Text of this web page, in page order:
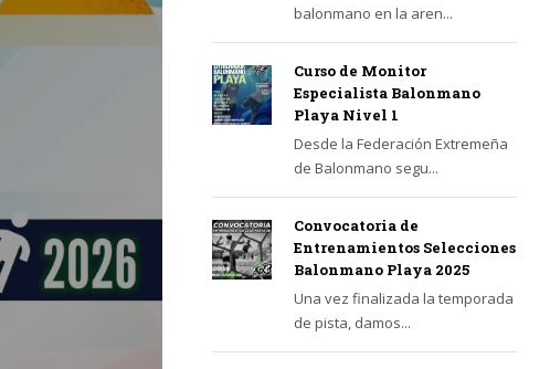
balonmano en la aren...
Curso de Monitor
Especialista Balonmano
Playa Nivel 1
Desde la Federación Extremeña
de Balonmano segu...
Convocatoria de
Entrenamientos Selecciones
Balonmano Playa 2025
Una vez finalizada la temporada
de pista, damos...